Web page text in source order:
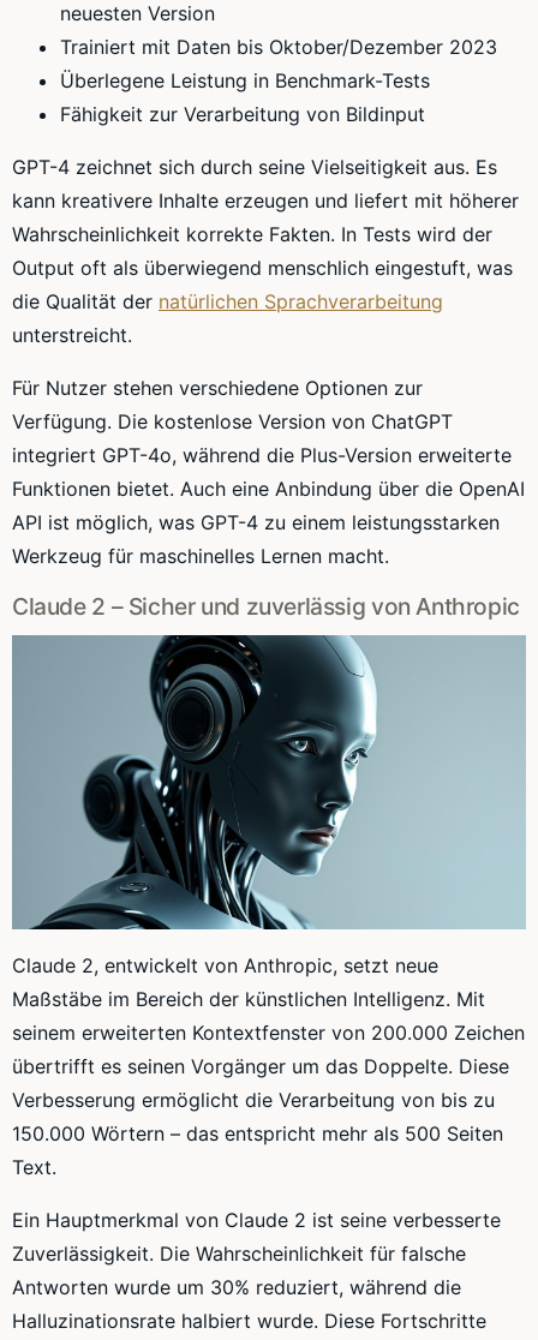
neuesten Version
Trainiert mit Daten bis Oktober/Dezember 2023
Überlegene Leistung in Benchmark-Tests
Fähigkeit zur Verarbeitung von Bildinput
GPT-4 zeichnet sich durch seine Vielseitigkeit aus. Es
kann kreativere Inhalte erzeugen und liefert mit höherer
Wahrscheinlichkeit korrekte Fakten. In Tests wird der
Output oft als überwiegend menschlich eingestuft, was
die Qualität der natürlichen Sprachverarbeitung
unterstreicht.
Für Nutzer stehen verschiedene Optionen zur
Verfügung. Die kostenlose Version von ChatGPT
integriert GPT-4o, während die Plus-Version erweiterte
Funktionen bietet. Auch eine Anbindung über die OpenAI
API ist möglich, was GPT-4 zu einem leistungsstarken
Werkzeug für maschinelles Lernen macht.
Claude 2 – Sicher und zuverlässig von Anthropic
Claude 2, entwickelt von Anthropic, setzt neue
Maßstäbe im Bereich der künstlichen Intelligenz. Mit
seinem erweiterten Kontextfenster von 200.000 Zeichen
übertrifft es seinen Vorgänger um das Doppelte. Diese
Verbesserung ermöglicht die Verarbeitung von bis zu
150.000 Wörtern – das entspricht mehr als 500 Seiten
Text.
Ein Hauptmerkmal von Claude 2 ist seine verbesserte
Zuverlässigkeit. Die Wahrscheinlichkeit für falsche
Antworten wurde um 30% reduziert, während die
Halluzinationsrate halbiert wurde. Diese Fortschritte